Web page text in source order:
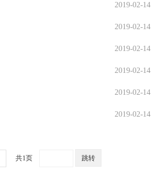
2019-02-14
2019-02-14
2019-02-14
2019-02-14
2019-02-14
2019-02-14
共1页 跳转